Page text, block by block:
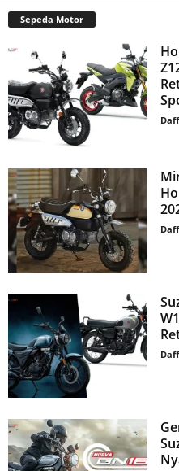
Sepeda Motor